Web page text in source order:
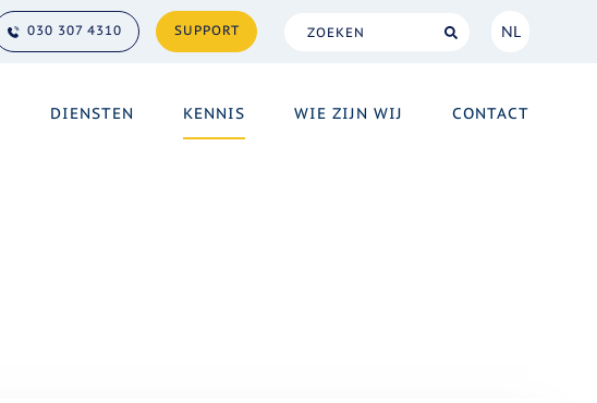
030 307 4310 SUPPORT NL
EN
DIENSTEN KENNIS WIE ZIJN WIJ CONTACT